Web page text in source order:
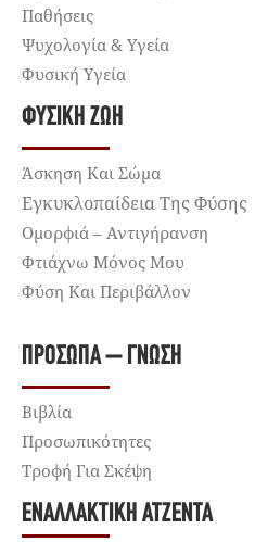
Παθήσεις
Ψυχολογία & Υγεία
Φυσική Υγεία
ΦΥΣΙΚΉ ΖΩΉ
Άσκηση Και Σώμα
Εγκυκλοπαίδεια Της Φύσης
Ομορφιά – Αντιγήρανση
Φτιάχνω Μόνος Μου
Φύση Και Περιβάλλον
ΠΡΌΣΩΠΑ – ΓΝΏΣΗ
Βιβλία
Προσωπικότητες
Τροφή Για Σκέψη
ΕΝΑΛΛΑΚΤΙΚΉ ΑΤΖΈΝΤΑ